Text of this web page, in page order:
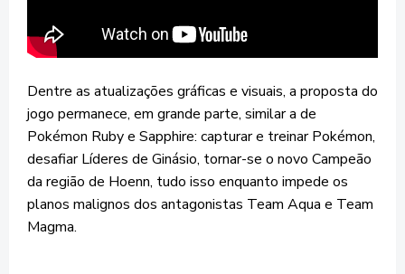
Dentre as atualizações gráficas e visuais, a proposta do
jogo permanece, em grande parte, similar a de
Pokémon Ruby e Sapphire: capturar e treinar Pokémon,
desafiar Líderes de Ginásio, tornar-se o novo Campeão
da região de Hoenn, tudo isso enquanto impede os
planos malignos dos antagonistas Team Aqua e Team
Magma.